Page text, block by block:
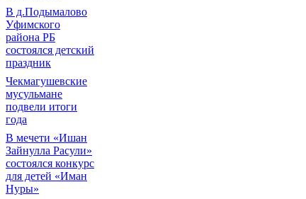
В д.Подымалово
Уфимского
района РБ
состоялся детский
праздник
Чекмагушевские
мусульмане
подвели итоги
года
В мечети «Ишан
Зайнулла Расули»
состоялся конкурс
для детей «Иман
Нуры»